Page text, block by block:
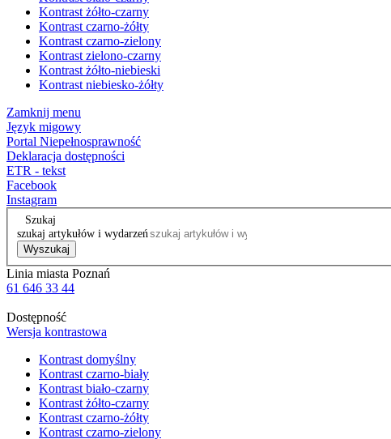
Kontrast żółto-czarny
Kontrast czarno-żółty
Kontrast czarno-zielony
Kontrast zielono-czarny
Kontrast żółto-niebieski
Kontrast niebiesko-żółty
Zamknij menu
Język migowy
Portal Niepełnosprawność
Deklaracja dostępności
ETR - tekst
Facebook
Instagram
Szukaj
szukaj artykułów i wydarzeń
Wyszukaj
Linia miasta Poznań
61 646 33 44
Dostępność
Wersja kontrastowa
Kontrast domyślny
Kontrast czarno-biały
Kontrast biało-czarny
Kontrast żółto-czarny
Kontrast czarno-żółty
Kontrast czarno-zielony